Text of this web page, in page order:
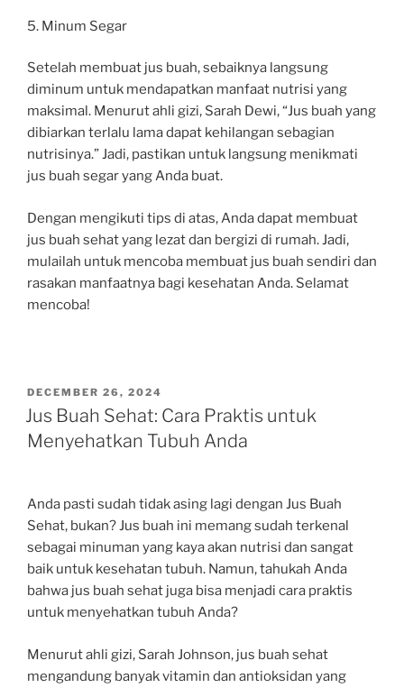
5. Minum Segar
Setelah membuat jus buah, sebaiknya langsung
diminum untuk mendapatkan manfaat nutrisi yang
maksimal. Menurut ahli gizi, Sarah Dewi, “Jus buah yang
dibiarkan terlalu lama dapat kehilangan sebagian
nutrisinya.” Jadi, pastikan untuk langsung menikmati
jus buah segar yang Anda buat.
Dengan mengikuti tips di atas, Anda dapat membuat
jus buah sehat yang lezat dan bergizi di rumah. Jadi,
mulailah untuk mencoba membuat jus buah sendiri dan
rasakan manfaatnya bagi kesehatan Anda. Selamat
mencoba!
POSTED
ON
DECEMBER 26, 2024
Jus Buah Sehat: Cara Praktis untuk
Menyehatkan Tubuh Anda
Anda pasti sudah tidak asing lagi dengan Jus Buah
Sehat, bukan? Jus buah ini memang sudah terkenal
sebagai minuman yang kaya akan nutrisi dan sangat
baik untuk kesehatan tubuh. Namun, tahukah Anda
bahwa jus buah sehat juga bisa menjadi cara praktis
untuk menyehatkan tubuh Anda?
Menurut ahli gizi, Sarah Johnson, jus buah sehat
mengandung banyak vitamin dan antioksidan yang